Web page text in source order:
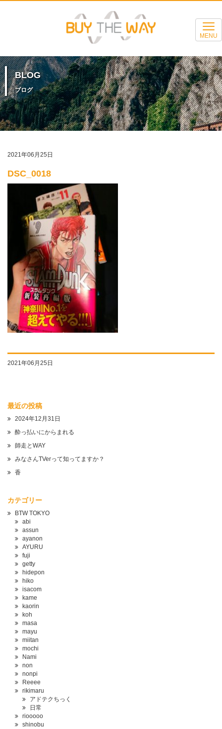
MENU
BLOG
ブログ
2021年06月25日
DSC_0018
2021年06月25日
最近の投稿
2024年12月31日
酔っ払いにからまれる
師走とWAY
みなさんTVerって知ってますか？
香
カテゴリー
BTW TOKYO
abi
assun
ayanon
AYURU
fuji
getty
hidepon
hiko
isacom
kame
kaorin
koh
masa
mayu
miitan
mochi
Nami
non
nonpi
Reeee
rikimaru
アドテクちっく
日常
riooooo
shinobu